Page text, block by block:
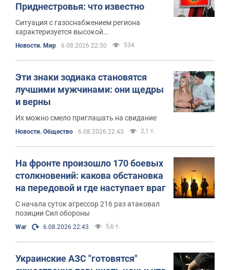
Приднестровья: что известно
Ситуация с газоснабжением региона
характеризуется высокой
неопределенностью и существует риск
непредсказуемых перебоев
Новости. Мир 6.08.2026 22:50 534
Эти знаки зодиака становятся
лучшими мужчинами: они щедры
и верны
Их можно смело приглашать на свидание
Новости. Общество 6.08.2026 22:43 2,1 т.
На фронте произошло 170 боевых
столкновений: какова обстановка
на передовой и где наступает враг
С начала суток агрессор 216 раз атаковал
позиции Сил обороны
War 6.08.2026 22:43 5,6 т.
Украинские АЗС "готовятся"